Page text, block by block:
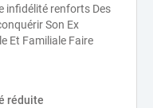
infidélité renforts Des
Son Ex
Et Familiale Faire
réduite